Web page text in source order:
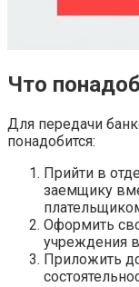
Что
Для передачи
понадобится:
Прийти в
заемщику
Оформить
учреждения
Приложить